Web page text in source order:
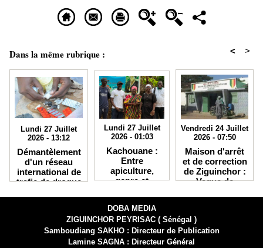
Dans la même rubrique : < >
Lundi 27 Juillet
2026 - 13:12
Démantèlement
d'un réseau
international de
trafic de drogue
haschich, de
l'ecstasy et du
kush saisis
Lundi 27 Juillet
2026 - 01:03
Kachouane :
Entre
apiculture,
genre et
GIE Ujamoral
en quête de
nouveaux
partenariats
Vendredi 24 Juillet
2026 - 07:50
Maison d'arrêt
et de correction
de Ziguinchor :
Vague de
transférés
DOBA MEDIA
ZIGUINCHOR PEYRISAC ( Sénégal )
Samboudiang SAKHO : Directeur de Publication
Lamine SAGNA : Directeur Général